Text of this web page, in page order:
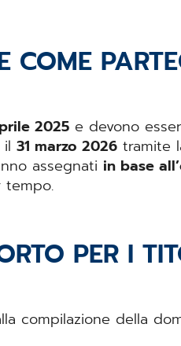
COME
2025e devono
31 marzo 2026tramite
assegnati in base
tempo.
PER I
compilazione della